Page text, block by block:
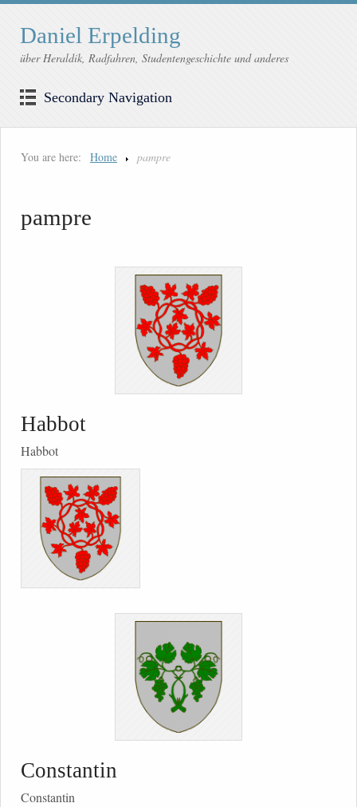
Daniel Erpelding
über Heraldik, Radfahren, Studentengeschichte und anderes
Secondary Navigation
You are here: Home pampre
pampre
Habbot
Habbot
Constantin
Constantin